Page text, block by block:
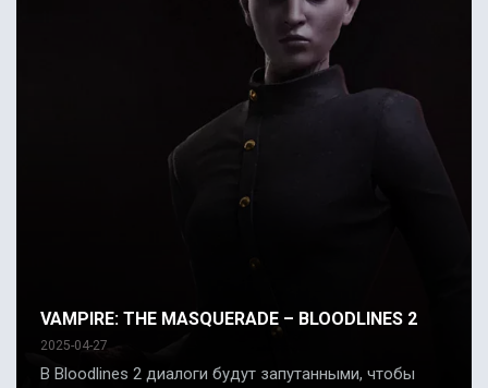
VAMPIRE: THE MASQUERADE – BLOODLINES 2
2025-04-27
В Bloodlines 2 диалоги будут запутанными, чтобы